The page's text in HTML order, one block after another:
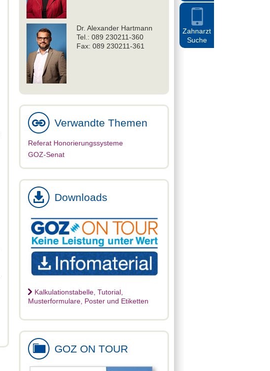
Zahnarzt
Suche
Dr. Alexander Hartmann
Tel.: 089 230211-360
Fax: 089 230211-361
Verwandte Themen
Referat Honorierungssysteme
GOZ-Senat
Downloads
Kalkulationstabelle, Tutorial,
Musterformulare, Poster und Etiketten
GOZ ON TOUR